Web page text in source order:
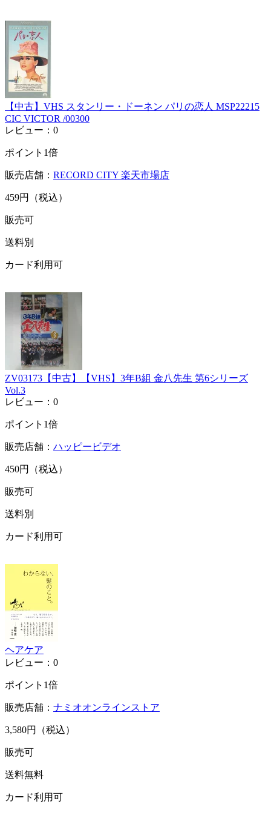
【中古】VHS スタンリー・ドーネン パリの恋人 MSP22215
CIC VICTOR /00300
レビュー：0
ポイント1倍
販売店舗： RECORD CITY 楽天市場店
459円（税込）
販売可
送料別
カード利用可
ZV03173【中古】【VHS】3年B組 金八先生 第6シリーズ
Vol.3
レビュー：0
ポイント1倍
販売店舗： ハッピービデオ
450円（税込）
販売可
送料別
カード利用可
ヘアケア
レビュー：0
ポイント1倍
販売店舗： ナミオオンラインストア
3,580円（税込）
販売可
送料無料
カード利用可